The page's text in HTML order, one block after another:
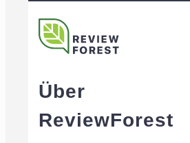
Über
ReviewForest